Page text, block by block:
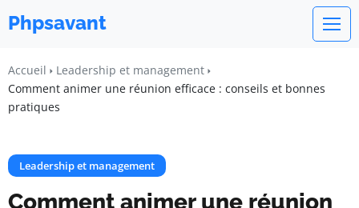
Phpsavant
Accueil
Leadership et management
Comment animer une réunion efficace : conseils et bonnes
pratiques
Leadership et management
Comment animer une réunion